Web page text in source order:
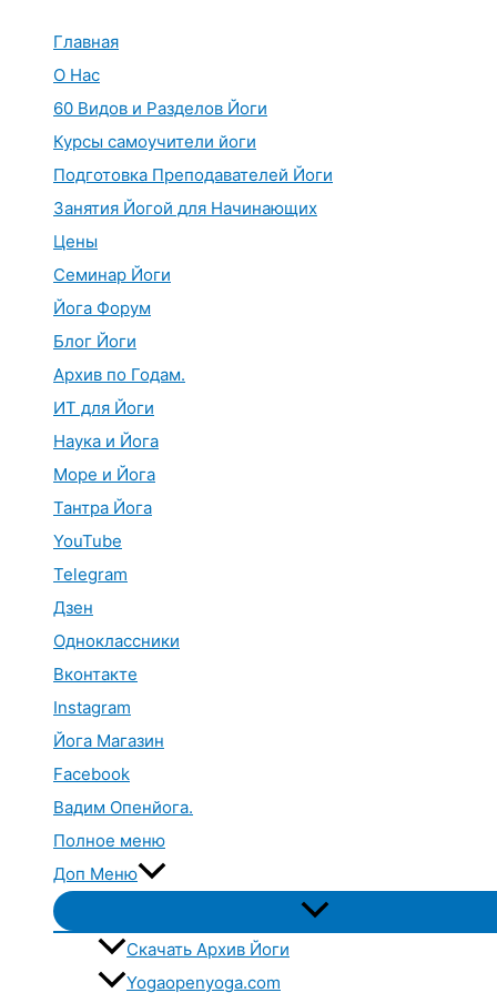
Главная
О Нас
60 Видов и Разделов Йоги
Курсы самоучители йоги
Подготовка Преподавателей Йоги
Занятия Йогой для Начинающих
Цены
Семинар Йоги
Йога Форум
Блог Йоги
Архив по Годам.
ИТ для Йоги
Наука и Йога
Море и Йога
Тантра Йога
YouTube
Telegram
Дзен
Одноклассники
Вконтакте
Instagram
Йога Магазин
Facebook
Вадим Опенйога.
Полное меню
Доп Меню
Переключатель
меню
Скачать Архив Йоги
Yogaopenyoga.com